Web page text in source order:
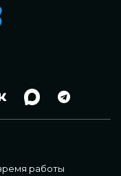
работы